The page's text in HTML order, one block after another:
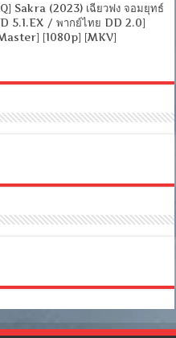
Sakra (2023) เฉียวฟง จอมยุทธ์
5.1.EX / พากย์ไทย DD 2.0]
[1080p] [MKV]